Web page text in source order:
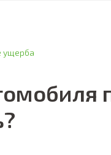
ущерба